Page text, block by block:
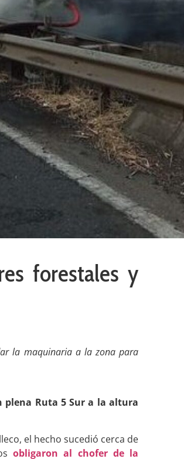
forestales y
la maquinaria a la zona para
plena Ruta 5 Sur a la altura
el hecho sucedió cerca de
obligaron al chofer de la